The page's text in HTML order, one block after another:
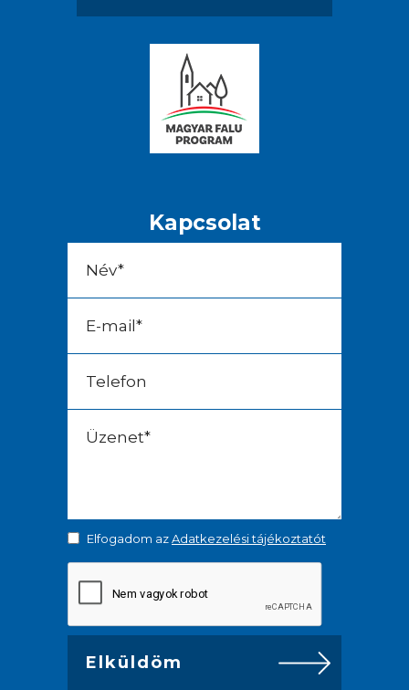
Kapcsolat
Elfogadom azAdatkezelési tájékoztatót